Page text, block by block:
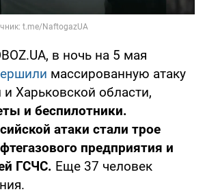
в ночь на 5 мая
массированную атаку
Харьковской области,
и беспилотники.
атаки стали трое
предприятия и
ГСЧС. Еще 37 человек